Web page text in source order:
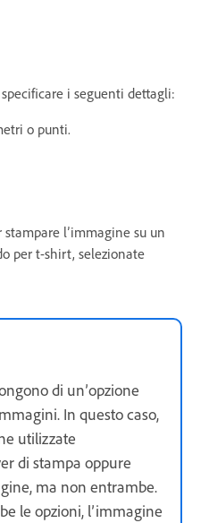
i seguenti dettagli:
o punti.
stampare l’immagine su un
per t-shirt, selezionate
di un’opzione
In questo caso,
utilizzate
di stampa oppure
ma non entrambe.
le opzioni, l’immagine